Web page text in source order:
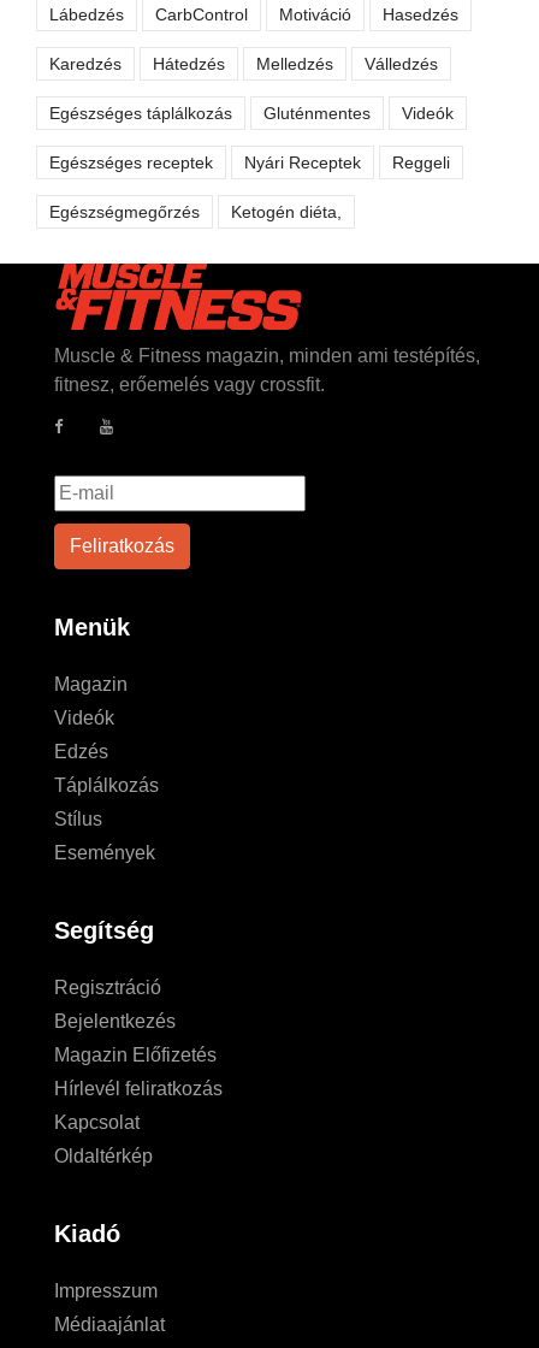
Lábedzés CarbControl Motiváció Hasedzés
Karedzés Hátedzés Melledzés Válledzés
Egészséges táplálkozás Gluténmentes Videók
Egészséges receptek Nyári Receptek Reggeli
Egészségmegőrzés Ketogén diéta,
Muscle & Fitness magazin, minden ami testépítés,
fitnesz, erőemelés vagy crossfit.
Menük
Magazin
Videók
Edzés
Táplálkozás
Stílus
Események
Segítség
Regisztráció
Bejelentkezés
Magazin Előfizetés
Hírlevél feliratkozás
Kapcsolat
Oldaltérkép
Kiadó
Impresszum
Médiaajánlat